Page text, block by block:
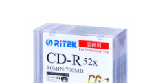
<L1> 環境配慮型製品・サービスの製